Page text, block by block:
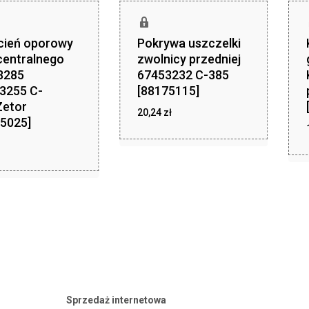
oporowy
C-
Pokrywa uszczelki
zwolnicy przedniej
67453232 C-385
[88175115]
20,24 zł
Sprzedaż internetowa